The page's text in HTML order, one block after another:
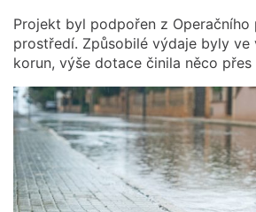
Projekt byl podpořen z
prostředí. Způsobilé výdaje byly ve
korun, výše dotace činila něco přes